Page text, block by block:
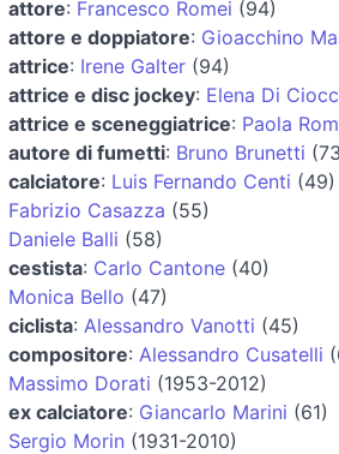
attore: Francesco Romei (94)
attore e doppiatore: Gioacchino
attrice: Irene Galter (94)
attrice e disc jockey: Elena Di
attrice e sceneggiatrice: Paola
autore di fumetti: Bruno Brunetti
calciatore: Luis Fernando Centi (49)
Fabrizio Casazza (55)
Daniele Balli (58)
cestista: Carlo Cantone (40)
Monica Bello (47)
ciclista: Alessandro Vanotti (45)
compositore: Alessandro Cusatelli
Massimo Dorati (1953-2012)
ex calciatore: Giancarlo Marini (61)
Sergio Morin (1931-2010)